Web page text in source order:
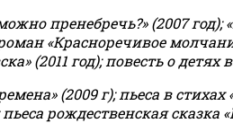
пренебречь?» (2007 год);
«Красноречивое
(2011 год); повесть о детях
(2009 г); пьеса в
рождественская сказка